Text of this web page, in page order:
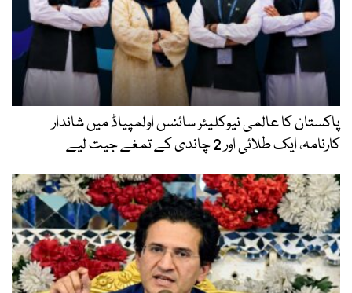
پاکستان کا عالمی نیوکلیئر سائنس اولمپیاڈ میں شاندار
کارنامہ، ایک طلائی اور 2 چاندی کے تمغے جیت لیے